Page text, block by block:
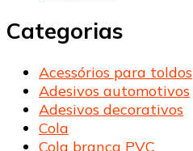
Categorias
Acessórios para toldos
Adesivos automotivos
Adesivos decorativos
Cola
Cola branca PVC